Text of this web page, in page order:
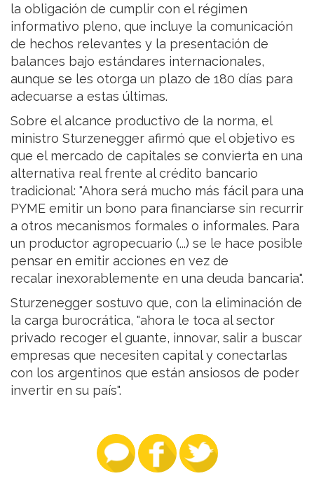
la obligación de cumplir con el régimen
informativo pleno, que incluye la comunicación
de hechos relevantes y la presentación de
balances bajo estándares internacionales,
aunque se les otorga un plazo de 180 días para
adecuarse a estas últimas.
Sobre el alcance productivo de la norma, el
ministro Sturzenegger afirmó que el objetivo es
que el mercado de capitales se convierta en una
alternativa real frente al crédito bancario
tradicional: "Ahora será mucho más fácil para una
PYME emitir un bono para financiarse sin recurrir
a otros mecanismos formales o informales. Para
un productor agropecuario (...) se le hace posible
pensar en emitir acciones en vez de
recalar inexorablemente en una deuda bancaria".
Sturzenegger sostuvo que, con la eliminación de
la carga burocrática, "ahora le toca al sector
privado recoger el guante, innovar, salir a buscar
empresas que necesiten capital y conectarlas
con los argentinos que están ansiosos de poder
invertir en su país".